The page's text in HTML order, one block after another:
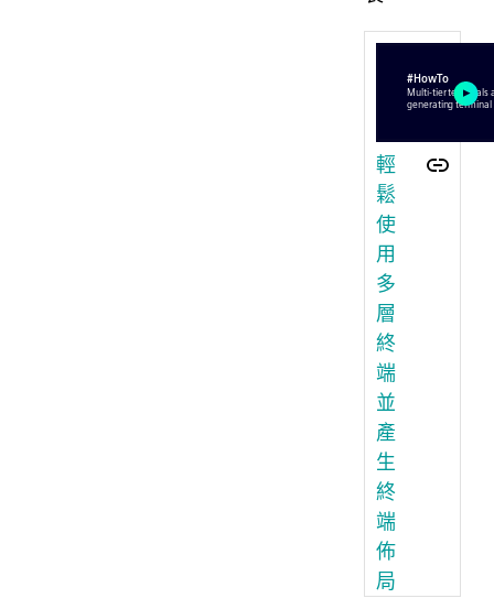
輕
鬆
使
用
多
層
終
端
並
產
生
終
端
佈
局